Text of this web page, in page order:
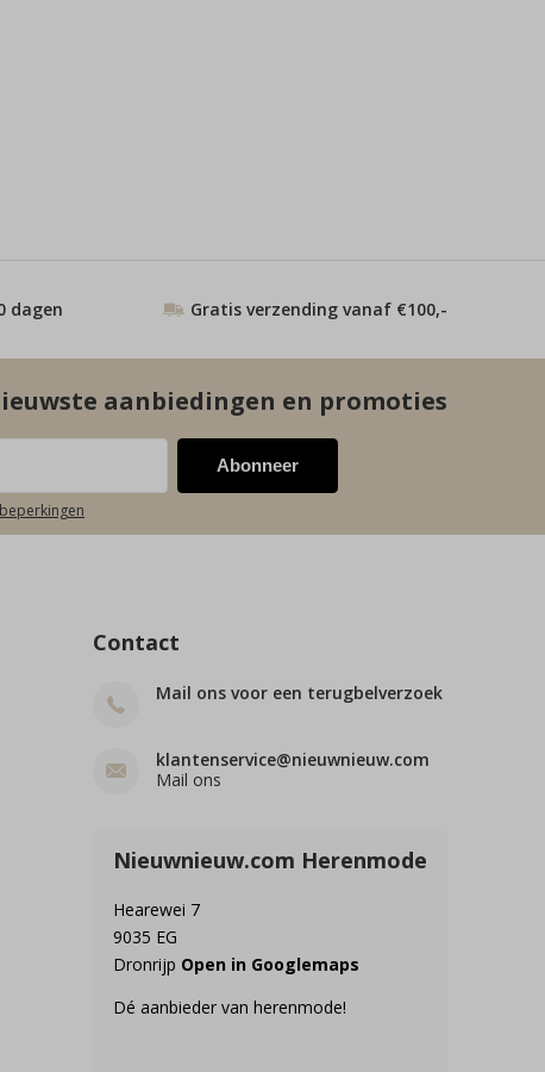
dagen Gratis verzending vanaf €100,-
aanbiedingen en promoties
Abonneer
Contact
Mail ons voor een terugbelverzoek
klantenservice@nieuwnieuw.com
Mail ons
Nieuwnieuw.com Herenmode
Hearewei 7
9035 EG
Dronrijp Open in Googlemaps
Dé aanbieder van herenmode!